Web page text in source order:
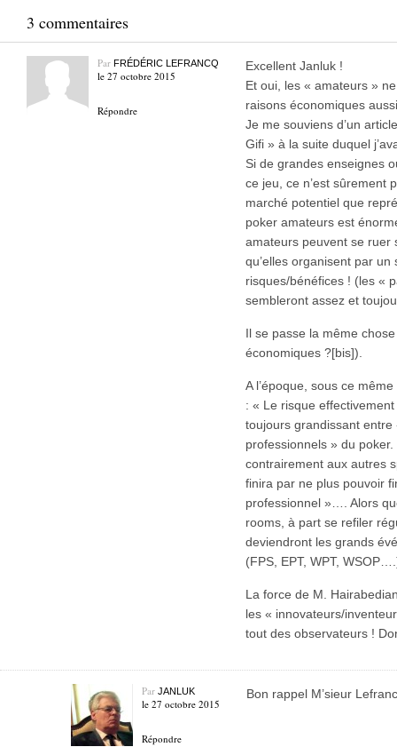
3 commentaires
Par FRÉDÉRIC LEFRANCQ
le 27 octobre 2015
Répondre
Excellent Janluk !
Et oui, les « amateurs »
raisons économiques
Je me souviens d’un
Gifi » à la suite duquel
Si de grandes enseignes
ce jeu, ce n’est sûrement
marché potentiel que
poker amateurs est
amateurs peuvent se ruer
qu’elles organisent par un
risques/bénéfices ! (les «
sembleront assez et
Il se passe la même
économiques ?[bis]).
A l’époque, sous ce
: « Le risque
toujours grandissant
professionnels » du
contrairement aux autres
finira par ne plus pouvoir
professionnel »…. Alors
rooms, à part se refiler
deviendront les grands
(FPS, EPT, WPT,
La force de M.
les « innovateurs/
tout des observateurs !
Par JANLUK
le 27 octobre 2015
Répondre
Bon rappel M’sieur